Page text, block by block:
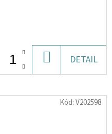
KOŠÍKU
DETAIL
Kód:V202598